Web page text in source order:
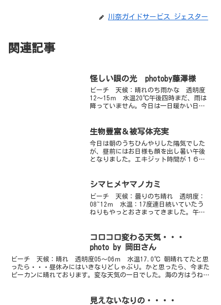
川奈ガイドサービス ジェスター
関連記事
怪しい眼の光 photoby藤澤様
ビーチ 天候：晴れのち雨かな 透明度
12～15ｍ 水温20℃午後四時まだ、雨は
降っていません。今日は一日暖かい日で
リウオもイロカエルアンコウも健在。浅
生物豊富＆被写体充実
今日は朝のうちひんやりした陽気でした
が、昼前にはお日様も顔を出し暑い午後
となりました。エキジット時間が１６：
はがっつりフォトダイブ！天使の輪のダ
シマヒメヤマノカミ
ビーチ 天候：曇りのち晴れ 透明度：
08~12ｍ 水温：17度連日続いていたう
ねりもやっとおさまってきました。午後
にはなんとかおさまってくれそうです、
ゆっくりフォトダイ...
コロコロ変わる天気・・・
photo by 岡田さん
ビーチ 天候：晴れ 透明度05～06ｍ 水温17.0℃ 朝晴れてたと思
ったら・・・昼休みにはいきなりどしゃぶり。かと思ったら、今また
ピーカンに晴れております。変な天気の一日でした。海の方はうねり
見えないなりの・・・・